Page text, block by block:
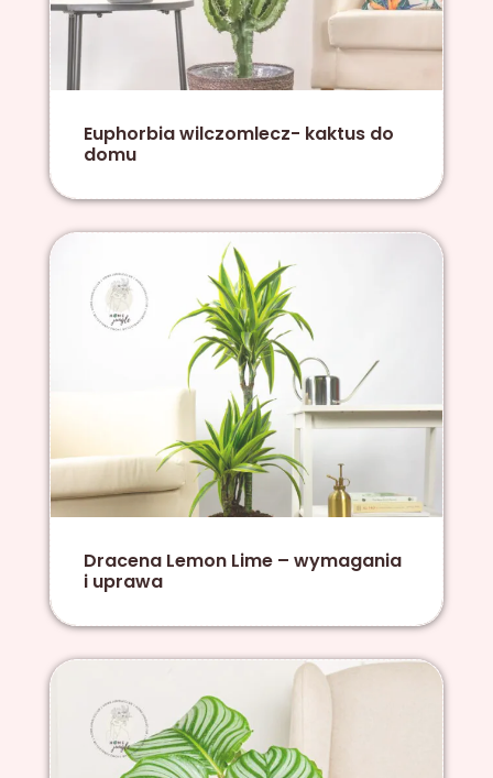
Euphorbia wilczomlecz- kaktus do
domu
Dracena Lemon Lime – wymagania
i uprawa